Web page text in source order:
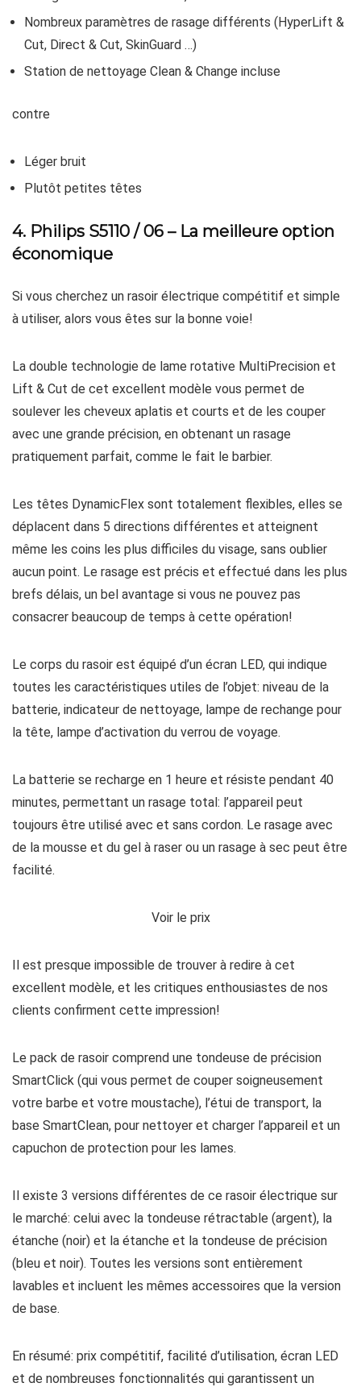
Nombreux paramètres de rasage différents (HyperLift &
Cut, Direct & Cut, SkinGuard …)
Station de nettoyage Clean & Change incluse
contre
Léger bruit
Plutôt petites têtes
4. Philips S5110 / 06 – La meilleure option
économique
Si vous cherchez un rasoir électrique compétitif et simple
à utiliser, alors vous êtes sur la bonne voie!
La double technologie de lame rotative MultiPrecision et
Lift & Cut de cet excellent modèle vous permet de
soulever les cheveux aplatis et courts et de les couper
avec une grande précision, en obtenant un rasage
pratiquement parfait, comme le fait le barbier.
Les têtes DynamicFlex sont totalement flexibles, elles se
déplacent dans 5 directions différentes et atteignent
même les coins les plus difficiles du visage, sans oublier
aucun point. Le rasage est précis et effectué dans les plus
brefs délais, un bel avantage si vous ne pouvez pas
consacrer beaucoup de temps à cette opération!
Le corps du rasoir est équipé d’un écran LED, qui indique
toutes les caractéristiques utiles de l’objet: niveau de la
batterie, indicateur de nettoyage, lampe de rechange pour
la tête, lampe d’activation du verrou de voyage.
La batterie se recharge en 1 heure et résiste pendant 40
minutes, permettant un rasage total: l’appareil peut
toujours être utilisé avec et sans cordon. Le rasage avec
de la mousse et du gel à raser ou un rasage à sec peut être
facilité.
Voir le prix
Il est presque impossible de trouver à redire à cet
excellent modèle, et les critiques enthousiastes de nos
clients confirment cette impression!
Le pack de rasoir comprend une tondeuse de précision
SmartClick (qui vous permet de couper soigneusement
votre barbe et votre moustache), l’étui de transport, la
base SmartClean, pour nettoyer et charger l’appareil et un
capuchon de protection pour les lames.
Il existe 3 versions différentes de ce rasoir électrique sur
le marché: celui avec la tondeuse rétractable (argent), la
étanche (noir) et la étanche et la tondeuse de précision
(bleu et noir). Toutes les versions sont entièrement
lavables et incluent les mêmes accessoires que la version
de base.
En résumé: prix compétitif, facilité d’utilisation, écran LED
et de nombreuses fonctionnalités qui garantissent un